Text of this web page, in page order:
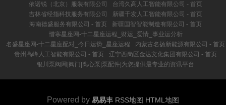
依诺锐（北京）服装有限公司
台湾久高人工智能有限公司 - 首页
吉林省经指科技服务有限公司
新疆千发人工智能有限公司 - 首页
海南德盛服务有限公司 - 首页
新疆国智智能制造有限公司 - 首页
惜寒星座网-十二星座运程_财运_爱情_事业运分析
名盛星座网-十二星座配对_今日运势_星座运程
内蒙古名扬新能源有限公司 - 首页
贵州高峰人工智能有限公司 - 首页
辽宁西岗区金达文化集团有限公司 - 首页
银川泵阀网|阀门|离心泵|泵配件|为您提供最专业的资讯平台
Powered by 易易丰 RSS地图 HTML地图